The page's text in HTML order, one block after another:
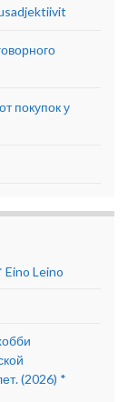
покупок у
Leino
(2026) *